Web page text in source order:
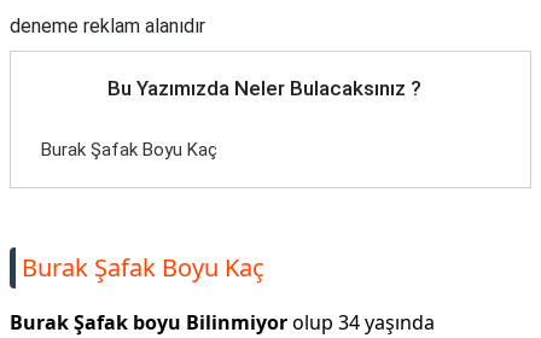
deneme reklam alanıdır
Bu Yazımızda Neler Bulacaksınız ?
Burak Şafak Boyu Kaç
Burak Şafak Boyu Kaç
Burak Şafak boyu Bilinmiyorolup 34 yaşında